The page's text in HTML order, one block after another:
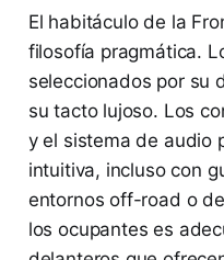
El habitáculo de la
filosofía pragmática.
seleccionados por su
su tacto lujoso. Los
y el sistema de audio
intuitiva, incluso con
entornos off-road o
los ocupantes es